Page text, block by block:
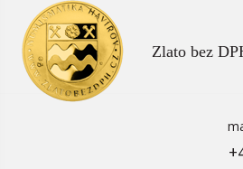
Zlato bez